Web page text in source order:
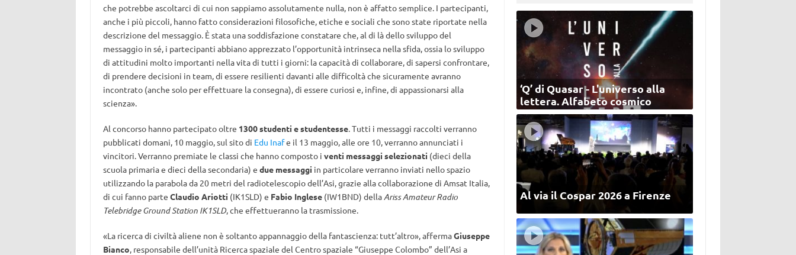
che potrebbe ascoltarci di cui non sappiamo assolutamente nulla, non è affatto semplice. I partecipanti,
anche i più piccoli, hanno fatto considerazioni filosofiche, etiche e sociali che sono state riportate nella
descrizione del messaggio. È stata una soddisfazione constatare che, al di là dello sviluppo del
messaggio in sé, i partecipanti abbiano apprezzato l’opportunità intrinseca nella sfida, ossia lo sviluppo
di attitudini molto importanti nella vita di tutti i giorni: la capacità di collaborare, di sapersi confrontare,
di prendere decisioni in team, di essere resilienti davanti alle difficoltà che sicuramente avranno
incontrato (anche solo per effettuare la consegna), di essere curiosi e, infine, di appassionarsi alla
scienza».
Al concorso hanno partecipato oltre 1300 studenti e studentesse. Tutti i messaggi raccolti verranno
pubblicati domani, 10 maggio, sul sito di Edu Inafe il 13 maggio, alle ore 10, verranno annunciati i
vincitori. Verranno premiate le classi che hanno composto i venti messaggi selezionati (dieci della
scuola primaria e dieci della secondaria) e due messaggi in particolare verranno inviati nello spazio
utilizzando la parabola da 20 metri del radiotelescopio dell’Asi, grazie alla collaborazione di Amsat Italia,
di cui fanno parte Claudio Ariotti (IK1SLD) e Fabio Inglese(IW1BND) dellaAriss Amateur Radio
Telebridge Ground Station IK1SLD, che effettueranno la trasmissione.
«La ricerca di civiltà aliene non è soltanto appannaggio della fantascienza: tutt’altro», affermaGiuseppe
Bianco, responsabile dell’unità Ricerca spaziale del Centro spaziale “Giuseppe Colombo” dell’Asi a
‘Q’ di Quasar - L'universo alla
lettera. Alfabeto cosmico
Al via il Cospar 2026 a Firenze